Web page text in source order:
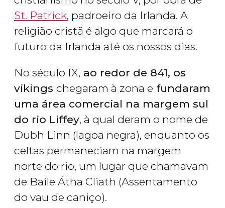
St. Patrick, padroeiro da Irlanda. A
religião cristã é algo que marcará o
futuro da Irlanda até os nossos dias.
No século IX, ao redor de 841, os
vikings chegaram à zona e fundaram
uma área comercial na margem sul
do rio Liffey, à qual deram o nome de
Dubh Linn (lagoa negra), enquanto os
celtas permaneciam na margem
norte do rio, um lugar que chamavam
de Baile Átha Cliath (Assentamento
do vau de caniço).